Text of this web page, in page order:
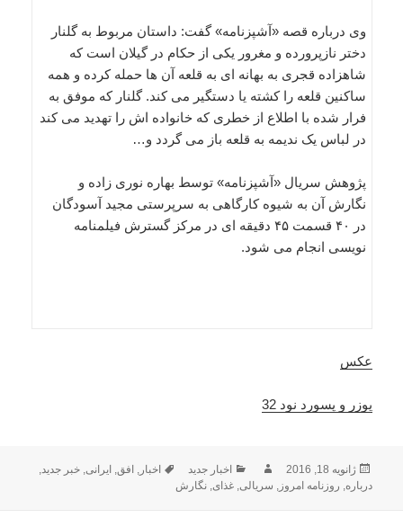
وی درباره قصه «آشپزنامه» گفت: داستان مربوط به گلنار
دختر نازپرورده و مغرور یکی از حکام در گیلان است که
شاهزاده قجری به بهانه ای به قلعه آن ها حمله کرده و همه
ساکنین قلعه را کشته یا دستگیر می کند. گلنار که موفق به
فرار شده با اطلاع از خطری که خانواده اش را تهدید می کند
در لباس یک ندیمه به قلعه باز می گردد و…
پژوهش سریال «آشپزنامه» توسط بهاره نوری زاده و
نگارش آن به شیوه کارگاهی به سرپرستی مجید آسودگان
در ۴۰ قسمت ۴۵ دقیقه ای در مرکز گسترش فیلمنامه
نویسی انجام می شود.
عکس
یوزر و پسورد نود 32
ارسال
شده
ژانویه 18, 2016 نویسندهدسته‌ها
اخبار جدید برچسب‌ها
اخبار, افق, ایرانی,خبر جدید,
درباره, روزنامه امروز, سریالی,غذای,نگارش